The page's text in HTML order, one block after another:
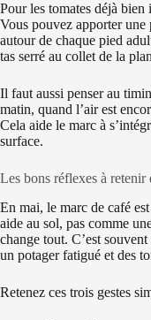
Pour les tomates déjà bien
Vous pouvez apporter une
autour de chaque pied
tas serré au collet de la
Il faut aussi penser au
matin, quand l’air est
Cela aide le marc à
surface.
Les bons réflexes à retenir
En mai, le marc de café
aide au sol, pas comme
change tout. C’est
un potager fatigué et des
Retenez ces trois gestes